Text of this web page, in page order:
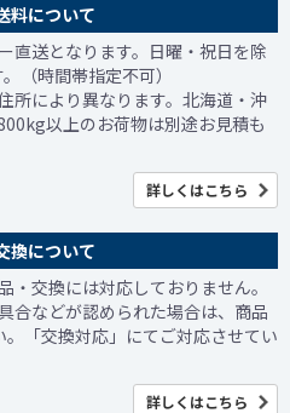
料について
直送となります。日曜・祝日を除
（時間帯指定不可）
所により異なります。北海道・沖
以上のお荷物は別途お見積も
詳しくはこちら
換について
交換には対応しておりません。
合などが認められた場合は、商品
「交換対応」にてご対応させてい
詳しくはこちら